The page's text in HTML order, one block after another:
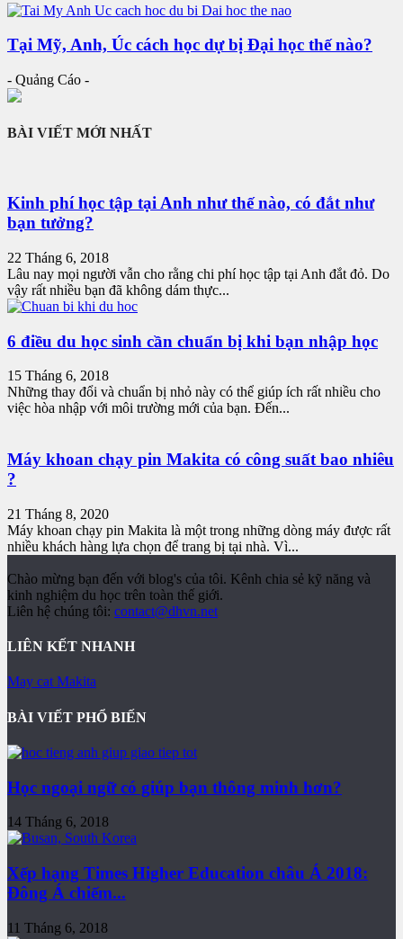
Tại Mỹ, Anh, Úc cách học dự bị Đại học thế nào?
- Quảng Cáo -
BÀI VIẾT MỚI NHẤT
Kinh phí học tập tại Anh như thế nào, có đắt như
bạn tưởng?
22 Tháng 6, 2018
Lâu nay mọi người vẫn cho rằng chi phí học tập tại Anh đắt đỏ. Do
vậy rất nhiều bạn đã không dám thực...
6 điều du học sinh cần chuẩn bị khi bạn nhập học
15 Tháng 6, 2018
Những thay đổi và chuẩn bị nhỏ này có thể giúp ích rất nhiều cho
việc hòa nhập với môi trường mới của bạn. Đến...
Máy khoan chạy pin Makita có công suất bao nhiêu
?
21 Tháng 8, 2020
Máy khoan chạy pin Makita là một trong những dòng máy được rất
nhiều khách hàng lựa chọn để trang bị tại nhà. Vì...
Chào mừng bạn đến với blog's của tôi. Kênh chia sẻ kỹ năng và
kinh nghiệm du học trên toàn thế giới.
Liên hệ chúng tôi: contact@dhvn.net
LIÊN KẾT NHANH
May cat Makita
BÀI VIẾT PHỔ BIẾN
Học ngoại ngữ có giúp bạn thông minh hơn?
14 Tháng 6, 2018
Xếp hạng Times Higher Education châu Á 2018:
Đông Á chiếm...
11 Tháng 6, 2018